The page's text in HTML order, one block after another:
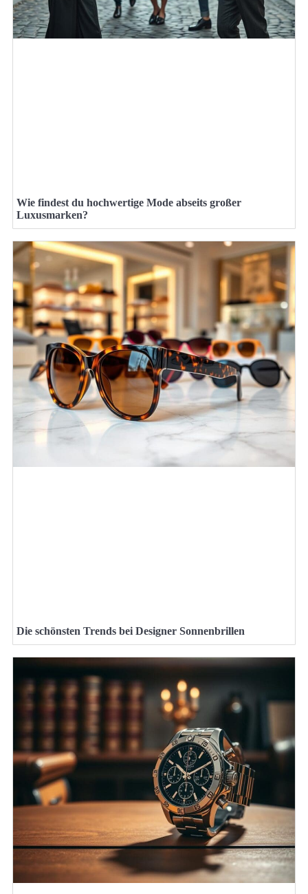
Wie findest du hochwertige Mode abseits großer
Luxusmarken?
Die schönsten Trends bei Designer Sonnenbrillen